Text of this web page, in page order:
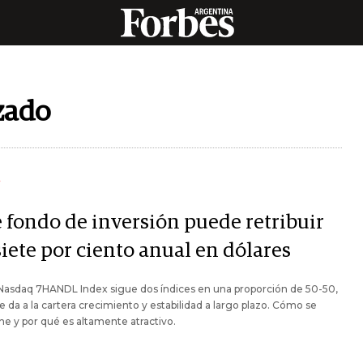
fondo de inversión puede retribuir
por ciento anual en dólares
7HANDL Index sigue dos índices en una proporción de 50-50,
da a la cartera crecimiento y estabilidad a largo plazo. Cómo se
y por qué es altamente atractivo.